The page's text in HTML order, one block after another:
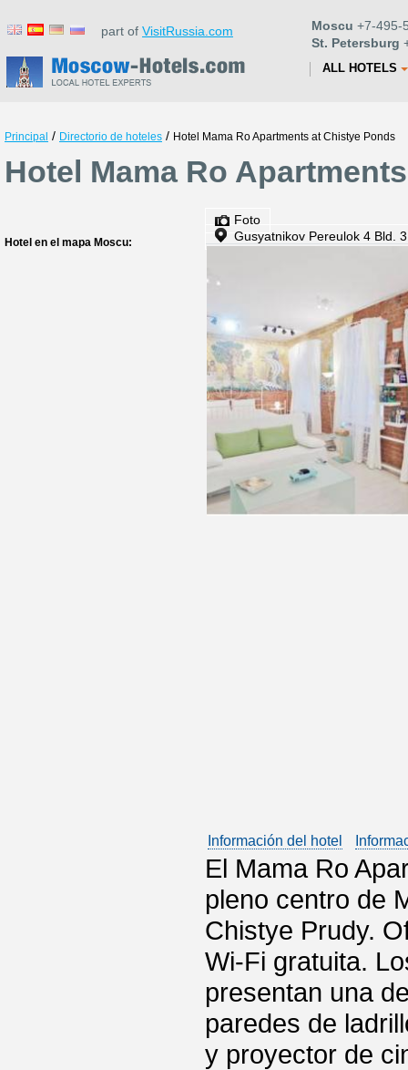
part of VisitRussia.com Moscu +7-495-
St. Petersburg
ALL HOTELS
Principal / Directorio de hoteles / Hotel Mama Ro Apartments at Chistye Ponds
Hotel Mama Ro
Hotel en el mapa Moscu:
Foto
Gusyatnikov Pereulok 4 Bld. 3
Información del hotel
El Mama Ro
pleno centro de
Chistye Prudy.
Wi-Fi gratuita.
presentan una
paredes de
y proyector de